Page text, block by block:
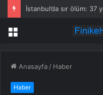
Menü
Anasayfa / Haber
Haber